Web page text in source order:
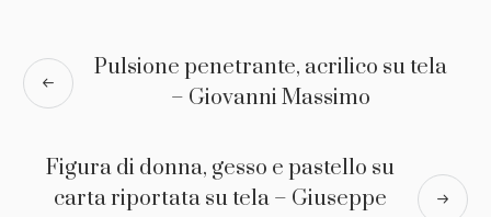
Pulsione penetrante, acrilico su tela
– Giovanni Massimo
Figura di donna, gesso e pastello su
carta riportata su tela – Giuseppe